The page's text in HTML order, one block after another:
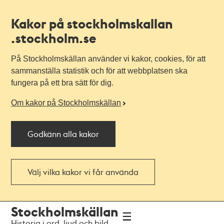
Kakor på stockholmskallan
.stockholm.se
På Stockholmskällan använder vi kakor, cookies, för att
sammanställa statistik och för att webbplatsen ska
fungera på ett bra sätt för dig.
Om kakor på Stockholmskällan
Godkänn alla kakor
Välj vilka kakor vi får använda
navigationen
huvudinnehållet
Stockholmskällan